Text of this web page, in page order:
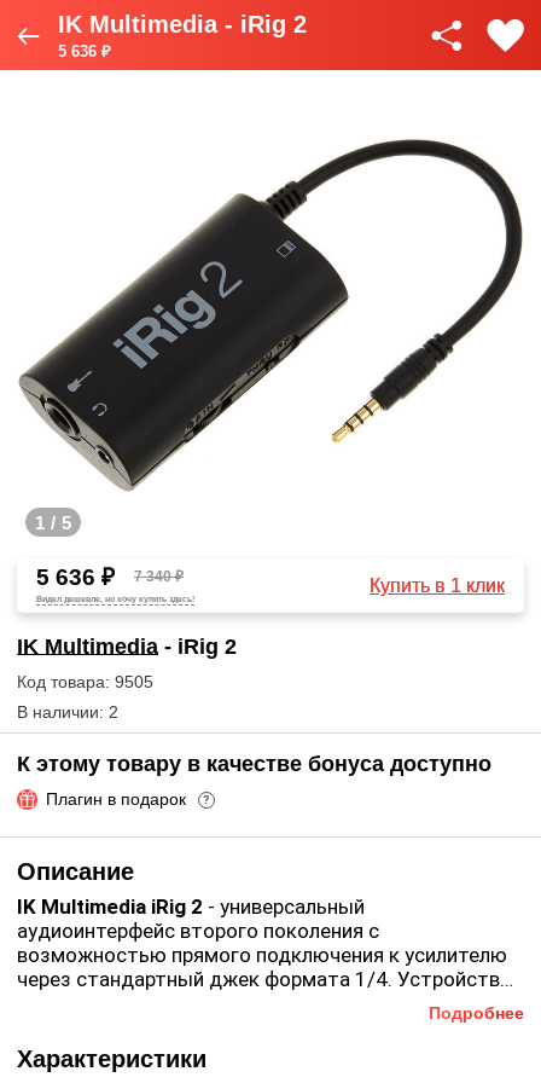
IK Multimedia - iRig 2
5 636 ₽
1 / 5
5 636 ₽ 7 340 ₽
Видел дешевле, но хочу купить здесь!
Купить в 1 клик
IK Multimedia - iRig 2
Код товара: 9505
В наличии: 2
К этому товару в качестве бонуса доступно
Плагин в подарок ?
Описание
IK Multimedia iRig 2 - универсальный
аудиоинтерфейс второго поколения с
возможностью прямого подключения к усилителю
через стандартный джек формата 1/4. Устройство
имеет компактные габариты, обладая хорошим
имеет совместимость с ОС Mac
приложений. Для мониторинга звучания в режиме
Подробнее
Характеристики